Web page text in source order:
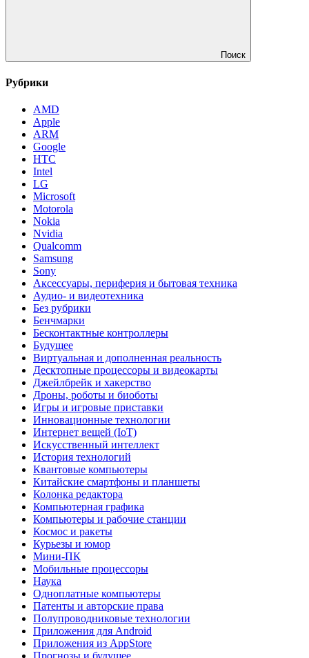
Поиск
Рубрики
AMD
Apple
ARM
Google
HTC
Intel
LG
Microsoft
Motorola
Nokia
Nvidia
Qualcomm
Samsung
Sony
Аксессуары, периферия и бытовая техника
Аудио- и видеотехника
Без рубрики
Бенчмарки
Бесконтактные контроллеры
Будущее
Виртуальная и дополненная реальность
Десктопные процессоры и видеокарты
Джейлбрейк и хакерство
Дроны, роботы и биоботы
Игры и игровые приставки
Инновационные технологии
Интернет вещей (IoT)
Искусственный интеллект
История технологий
Квантовые компьютеры
Китайские смартфоны и планшеты
Колонка редактора
Компьютерная графика
Компьютеры и рабочие станции
Космос и ракеты
Курьезы и юмор
Мини-ПК
Мобильные процессоры
Наука
Одноплатные компьютеры
Патенты и авторские права
Полупроводниковые технологии
Приложения для Android
Приложения из AppStore